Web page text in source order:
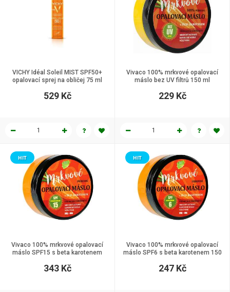
VICHY Idéal Soleil MIST SPF50+
opalovací sprej na obličej 75 ml
529 Kč
Vivaco 100% mrkvové opalovací
máslo bez UV filtrů 150 ml
229 Kč
Vivaco 100% mrkvové opalovací
máslo SPF15 s beta karotenem
HIT
343 Kč
Vivaco 100% mrkvové opalovací
máslo SPF6 s beta karotenem 150
HIT
247 Kč